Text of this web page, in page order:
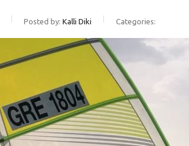
Posted by: Kalli Diki Categories: